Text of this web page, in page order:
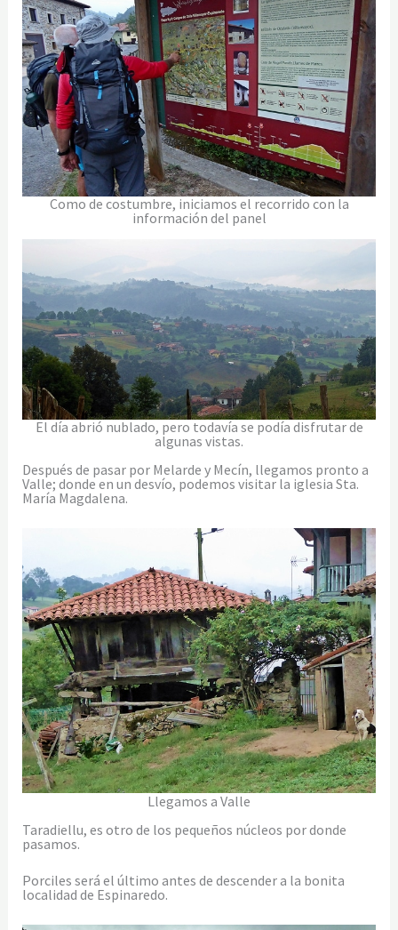
Como de costumbre, iniciamos el recorrido con la
información del panel
El día abrió nublado, pero todavía se podía disfrutar de
algunas vistas.
Después de pasar por Melarde y Mecín, llegamos pronto a
Valle; donde en un desvío, podemos visitar la iglesia Sta.
María Magdalena.
Llegamos a Valle
Taradiellu, es otro de los pequeños núcleos por donde
pasamos.
Porciles será el último antes de descender a la bonita
localidad de Espinaredo.